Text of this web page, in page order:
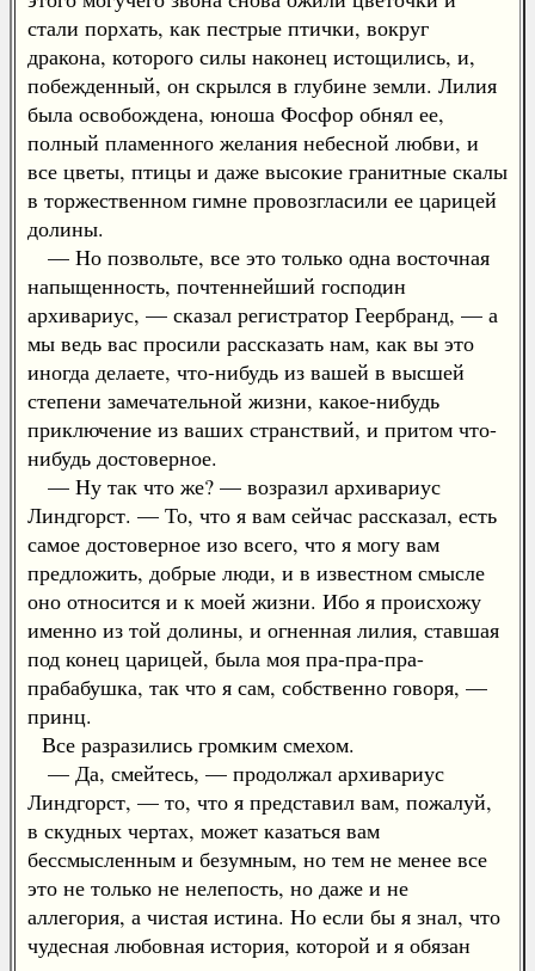
стали порхать, как пестрые птички, вокруг
дракона, которого силы наконец истощились, и,
побежденный, он скрылся в глубине земли. Лилия
была освобождена, юноша Фосфор обнял ее,
полный пламенного желания небесной любви, и
все цветы, птицы и даже высокие гранитные скалы
в торжественном гимне провозгласили ее царицей
долины.
— Но позвольте, все это только одна восточная
напыщенность, почтеннейший господин
архивариус, — сказал регистратор Геербранд, — а
мы ведь вас просили рассказать нам, как вы это
иногда делаете, что-нибудь из вашей в высшей
степени замечательной жизни, какое-нибудь
приключение из ваших странствий, и притом что-
нибудь достоверное.
— Ну так что же? — возразил архивариус
Линдгорст. — То, что я вам сейчас рассказал, есть
самое достоверное изо всего, что я могу вам
предложить, добрые люди, и в известном смысле
оно относится и к моей жизни. Ибо я происхожу
именно из той долины, и огненная лилия, ставшая
под конец царицей, была моя пра-пра-пра-
прабабушка, так что я сам, собственно говоря, —
принц.
Все разразились громким смехом.
— Да, смейтесь, — продолжал архивариус
Линдгорст, — то, что я представил вам, пожалуй,
в скудных чертах, может казаться вам
бессмысленным и безумным, но тем не менее все
это не только не нелепость, но даже и не
аллегория, а чистая истина. Но если бы я знал, что
чудесная любовная история, которой и я обязан